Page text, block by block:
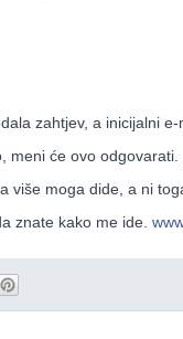
zahtjev, a inicijalni
meni će ovo
više moga dide, a ni
znate kako me ide.